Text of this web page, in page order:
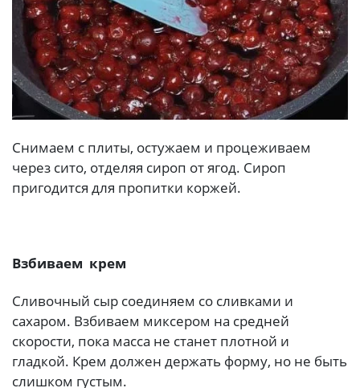
Снимаем с плиты, остужаем и процеживаем
через сито, отделяя сироп от ягод. Сироп
пригодится для пропитки коржей.
Взбиваем крем
Сливочный сыр соединяем со сливками и
сахаром. Взбиваем миксером на средней
скорости, пока масса не станет плотной и
гладкой. Крем должен держать форму, но не быть
слишком густым.